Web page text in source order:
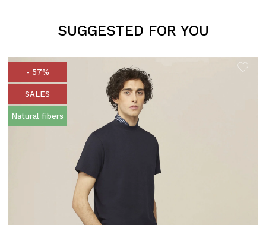
SUGGESTED FOR YOU
- 57%
SALES
Natural fibers